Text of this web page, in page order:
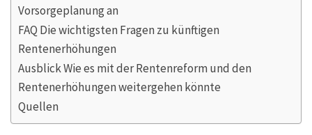
Vorsorgeplanung an
FAQ Die wichtigsten Fragen zu künftigen
Rentenerhöhungen
Ausblick Wie es mit der Rentenreform und den
Rentenerhöhungen weitergehen könnte
Quellen